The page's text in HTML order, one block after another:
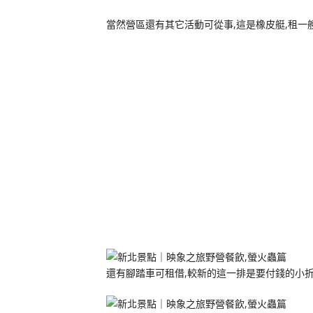
當然營區還有其它活動可從事,這是橡皮艇,租一
還有腳踏車可租借,較新的這一排是要付錢的小